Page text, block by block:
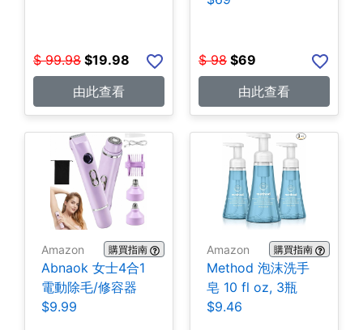
$ 99.98 $19.98
由此查看
$ 98 $69
由此查看
Amazon 購買指南
Abnaok 女士4合1
電動除毛/修容器
$9.99
Amazon 購買指南
Method 泡沫洗手
皂 10 fl oz, 3瓶
$9.46